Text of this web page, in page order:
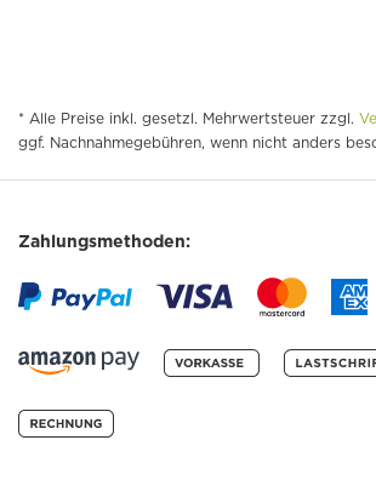
* Alle Preise inkl. gesetzl. Mehrwertsteuer zzgl.
ggf. Nachnahmegebühren, wenn nicht anders
Zahlungsmethoden: